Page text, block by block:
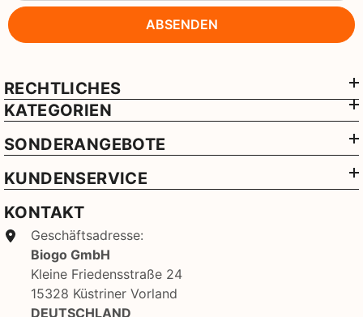
ABSENDEN
RECHTLICHES
KATEGORIEN
SONDERANGEBOTE
KUNDENSERVICE
KONTAKT
Geschäftsadresse:
Biogo GmbH
Kleine Friedensstraße 24
15328 Küstriner Vorland
DEUTSCHLAND